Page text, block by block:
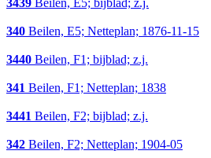
3439 Beilen, E5; bijblad; z.j.
340 Beilen, E5; Netteplan; 1876-11-15
3440 Beilen, F1; bijblad; z.j.
341 Beilen, F1; Netteplan; 1838
3441 Beilen, F2; bijblad; z.j.
342 Beilen, F2; Netteplan; 1904-05